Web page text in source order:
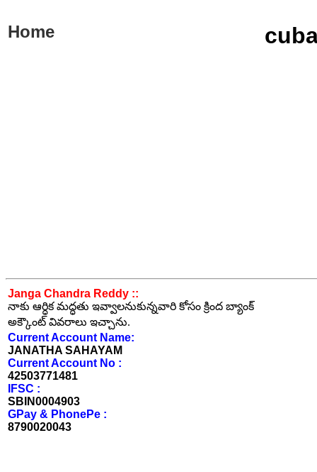
Home
Janga Chandra Reddy ::
నాకు ఆర్ధిక మద్ధతు ఇవ్వాలనుకున్నవారి కోసం క్రింద బ్యాంక్
అక్కౌంట్ వివరాలు ఇచ్చాను.
Current Account Name:
JANATHA SAHAYAM
Current Account No :
42503771481
IFSC :
SBIN0004903
GPay & PhonePe :
8790020043